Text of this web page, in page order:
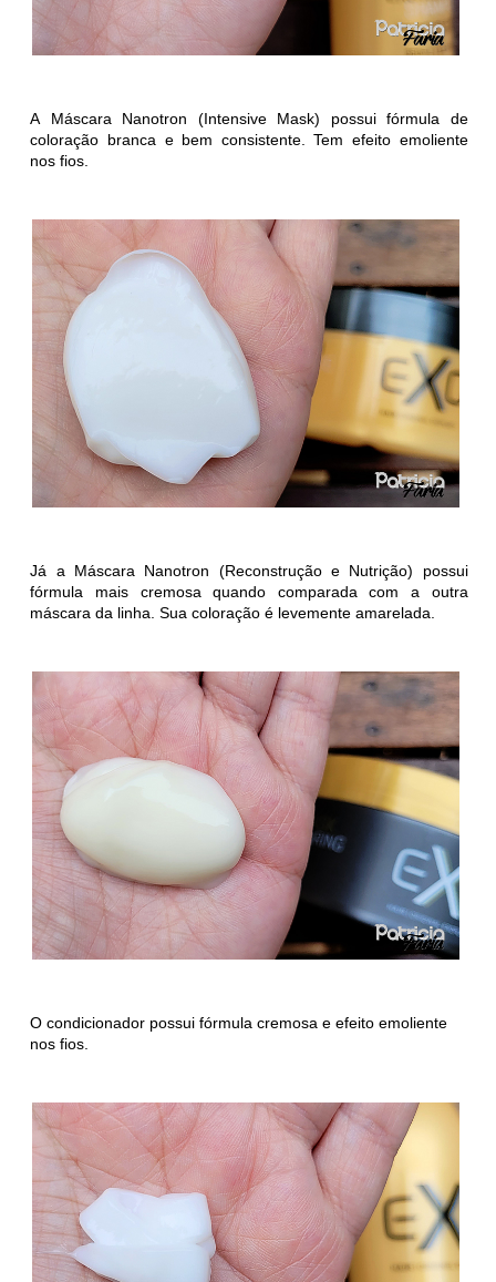
A Máscara Nanotron (Intensive Mask) possui fórmula de
coloração branca e bem consistente. Tem efeito emoliente
nos fios.
Já a Máscara Nanotron (Reconstrução e Nutrição) possui
fórmula mais cremosa quando comparada com a outra
máscara da linha. Sua coloração é levemente amarelada.
O condicionador possui fórmula cremosa e efeito emoliente
nos fios.